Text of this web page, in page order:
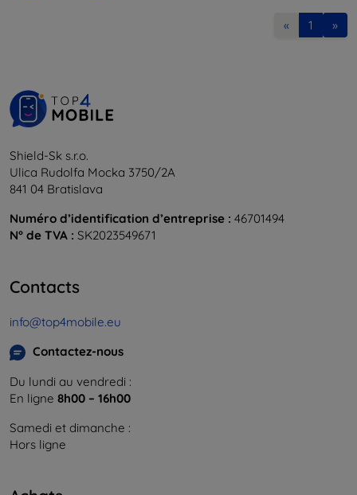
« 1 »
Shield-Sk s.r.o.
Ulica Rudolfa Mocka 3750/2A
841 04 Bratislava
Numéro d’identification d’entreprise : 46701494
N° de TVA : SK2023549671
Contacts
info@top4mobile.eu
Contactez-nous
Du lundi au vendredi :
En ligne 8h00 – 16h00
Samedi et dimanche :
Hors ligne